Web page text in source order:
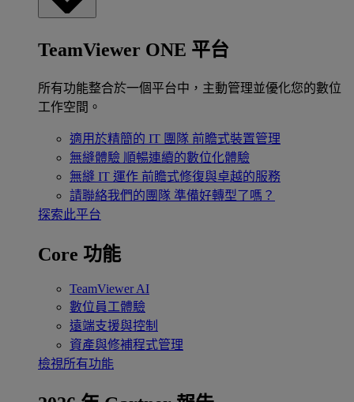
TeamViewer ONE 平台
所有功能整合於一個平台中，主動管理並優化您的數位
工作空間。
適用於精簡的 IT 團隊 前瞻式裝置管理
無縫體驗 順暢連續的數位化體驗
無縫 IT 運作 前瞻式修復與卓越的服務
請聯絡我們的團隊 準備好轉型了嗎？
探索此平台
Core 功能
TeamViewer AI
數位員工體驗
遠端支援與控制
資產與修補程式管理
檢視所有功能